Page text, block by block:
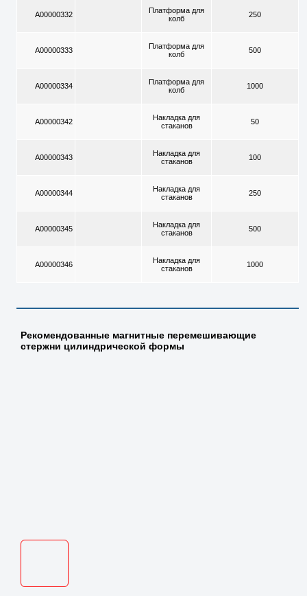
A00000332
Платформа для
колб
250
A00000333
Платформа для
колб
500
A00000334
Платформа для
колб
1000
A00000342
Накладка для
стаканов
50
A00000343
Накладка для
стаканов
100
A00000344
Накладка для
стаканов
250
A00000345
Накладка для
стаканов
500
A00000346
Накладка для
стаканов
1000
Рекомендованные магнитные перемешивающие
стержни цилиндрической формы